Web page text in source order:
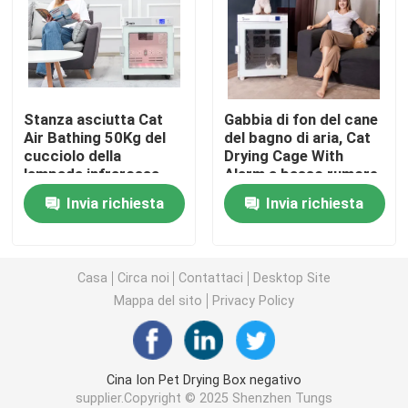
Erogatore elettrico dell'etichetta
Macchina dell'alimentatore di vite
concentratore dell'ossigeno 5l
concentratore dell'ossigeno 10L
Locale essiccatoio dell'animale domestico
Animale domestico che asciuga scatola
Cat Smart Toilet
Stanza asciutta Cat
Air Bathing 50Kg del
cucciolo della
lampada infrarossa
con 2 ventilatori
Invia richiesta
Gabbia di fon del cane
del bagno di aria, Cat
Drying Cage With
Alarm a basso rumore
Invia richiesta
Casa Circa noi Contattaci
Desktop Site
Mappa del sito
Privacy Policy
Cina Ion Pet Drying Box negativo
supplier.Copyright © 2025 Shenzhen Tungs